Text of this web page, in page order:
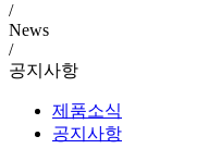
/
News
/
공지사항
제품소식
공지사항